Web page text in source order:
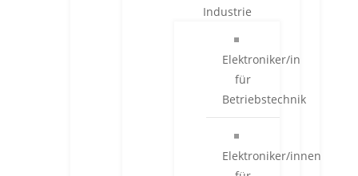
Industrie
Elektroniker/in
für
Betriebstechnik
Elektroniker/innen